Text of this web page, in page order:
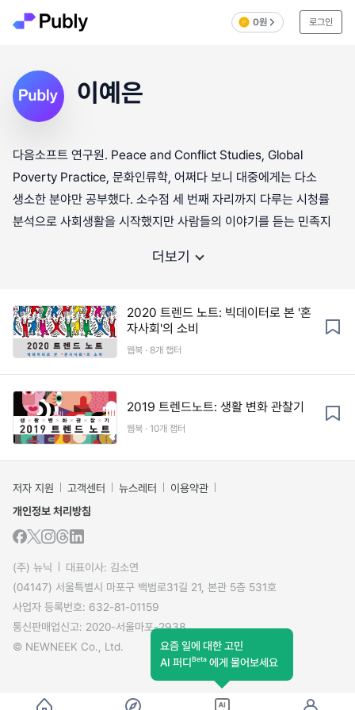
0원 로그인
이예은
다음소프트 연구원. Peace and Conflict Studies, Global
Poverty Practice, 문화인류학, 어쩌다 보니 대중에게는 다소
생소한 분야만 공부했다. 소수점 세 번째 자리까지 다루는 시청률
분석으로 사회생활을 시작했지만 사람들의 이야기를 듣는 민족지
더보기
2020 트렌드 노트: 빅데이터로 본 '혼
자사회'의 소비
웹북 · 8개 챕터
2019 트렌드노트: 생활 변화 관찰기
웹북 · 10개 챕터
저자 지원 고객센터 뉴스레터
이용약관
개인정보 처리방침
(주) 뉴닉
대표이사: 김소연
(04147) 서울특별시 마포구 백범로31길 21, 본관 5층 531호
사업자 등록번호: 632-81-01159
통신판매업신고: 2020-서울마포-2938
© NEWNEEK Co., Ltd.
요즘 일에 대한 고민
AI 퍼디Beta 에게 물어보세요